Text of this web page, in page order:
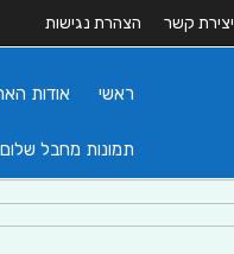
יצירת קשר הצהרת נגישות
ראשי אודות
תמונות מחבל שלום